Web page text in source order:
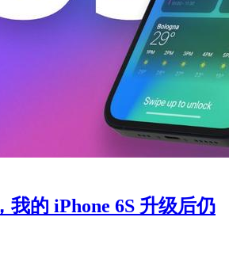
我的 iPhone 6S 升级后仍